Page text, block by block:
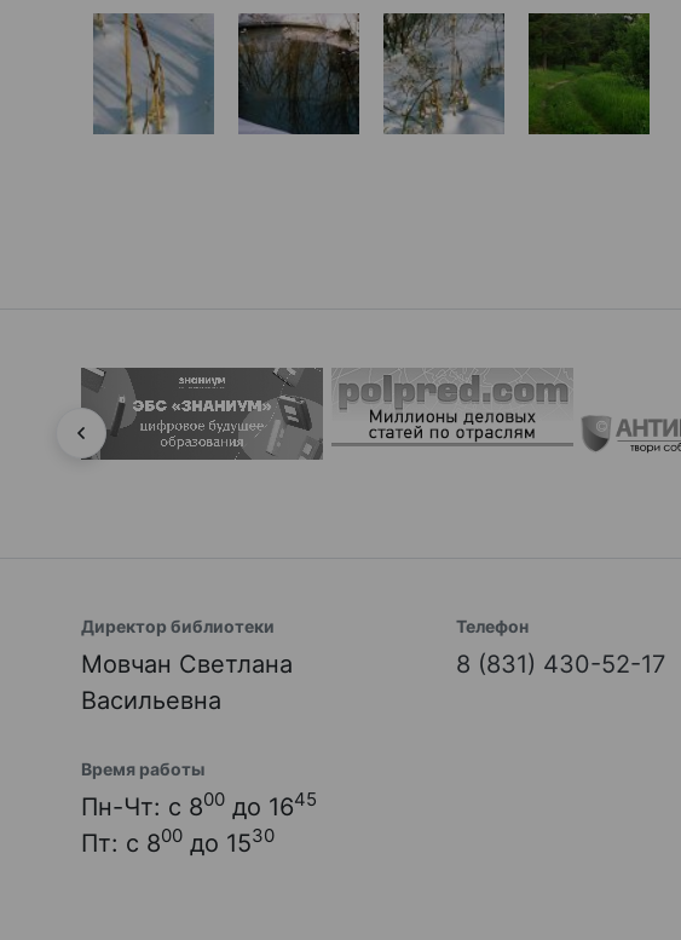
Директор библиотеки
Мовчан Светлана
Васильевна
Телефон
8 (831) 430-52-17
Время работы
Пн-Чт: с 800 до 1645
Пт: с 800 до 1530